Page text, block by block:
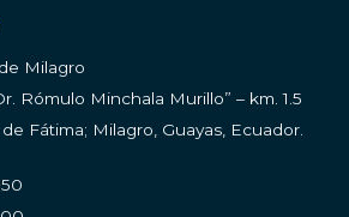
Milagro
Rómulo Minchala Murillo” – km. 1.5
Fátima; Milagro, Guayas, Ecuador.